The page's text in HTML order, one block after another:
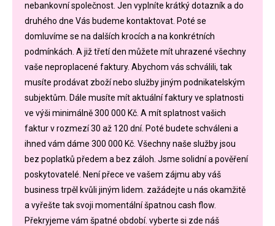
nebankovní společnost. Jen vyplníte krátký dotazník a do
druhého dne Vás budeme kontaktovat. Poté se
domluvíme se na dalších krocích a na konkrétních
podmínkách. A již třetí den můžete mít uhrazené všechny
vaše neproplacené faktury. Abychom vás schválili, tak
musíte prodávat zboží nebo služby jiným podnikatelským
subjektům. Dále musíte mít aktuální faktury ve splatnosti
ve výši minimálně 300 000 Kč. A mít splatnost vašich
faktur v rozmezí 30 až 120 dní. Poté budete schváleni a
ihned vám dáme 300 000 Kč. Všechny naše služby jsou
bez poplatků předem a bez záloh. Jsme solidní a pověření
poskytovatelé. Není přece ve vašem zájmu aby váš
business trpěl kvůli jiným lidem. zažádejte u nás okamžitě
a vyřešte tak svoji momentální špatnou cash flow.
Překryjeme vám špatné období. vyberte si zde náš